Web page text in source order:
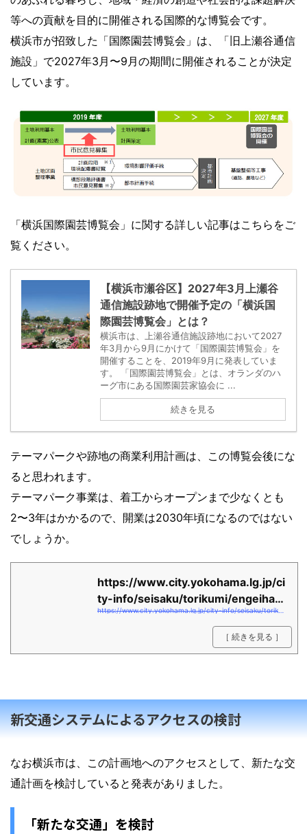
等への貢献を目的に開催される国際的な博覧会です。
横浜市が招致した「国際園芸博覧会」は、「旧上瀬谷通信
施設」で2027年3月〜9月の期間に開催されることが決定
しています。
「横浜国際園芸博覧会」に関する詳しい記事はこちらをご
覧ください。
【横浜市瀬谷区】2027年3月上瀬谷
通信施設跡地で開催予定の「横浜国
際園芸博覧会」とは？
横浜市は、上瀬谷通信施設跡地において2027
年3月から9月にかけて「国際園芸博覧会」を
開催することを、2019年9月に発表していま
す。 「国際園芸博覧会」とは、オランダのハ
ーグ市にある国際園芸家協会に ...
続きを見る
テーマパークや跡地の商業利用計画は、この博覧会後にな
ると思われます。
テーマパーク事業は、着工からオープンまで少なくとも
2〜3年はかかるので、開業は2030年頃になるのではない
でしょうか。
https://www.city.yokohama.lg.jp/ci
ty-info/seisaku/torikumi/engeihak
u/koho.fil...
［ 続きを見る ］
新交通システムによるアクセスの検討
なお横浜市は、この計画地へのアクセスとして、新たな交
通計画を検討していると発表がありました。
「新たな交通」を検討